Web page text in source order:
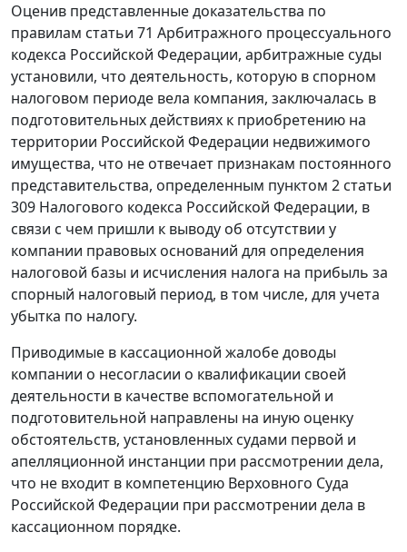
Оценив представленные доказательства по
правилам статьи 71 Арбитражного процессуального
кодекса Российской Федерации, арбитражные суды
установили, что деятельность, которую в спорном
налоговом периоде вела компания, заключалась в
подготовительных действиях к приобретению на
территории Российской Федерации недвижимого
имущества, что не отвечает признакам постоянного
представительства, определенным пунктом 2 статьи
309 Налогового кодекса Российской Федерации, в
связи с чем пришли к выводу об отсутствии у
компании правовых оснований для определения
налоговой базы и исчисления налога на прибыль за
спорный налоговый период, в том числе, для учета
убытка по налогу.
Приводимые в кассационной жалобе доводы
компании о несогласии о квалификации своей
деятельности в качестве вспомогательной и
подготовительной направлены на иную оценку
обстоятельств, установленных судами первой и
апелляционной инстанции при рассмотрении дела,
что не входит в компетенцию Верховного Суда
Российской Федерации при рассмотрении дела в
кассационном порядке.